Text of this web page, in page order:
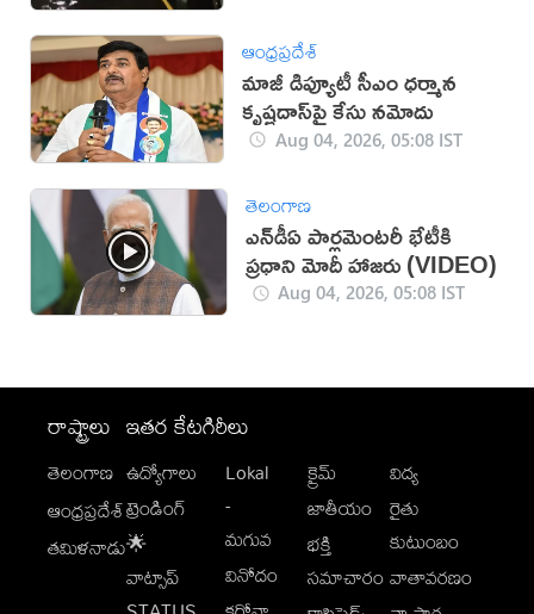
ఆంధ్రప్రదేశ్
మాజీ డిప్యూటీ సీఎం ధర్మాన
కృష్ణదాస్‌పై కేసు నమోదు
Aug 04, 2026, 05:08 IST
తెలంగాణ
ఎన్‌డీఏ పార్లమెంటరీ భేటీకి
ప్రధాని మోదీ హాజరు (VIDEO)
Aug 04, 2026, 05:08 IST
రాష్ట్రాలు
తెలంగాణ
ఆంధ్రప్రదేశ్
తమిళనాడు
ఇతర కేటగిరీలు
ఉద్యోగాలు
ట్రెండింగ్
🌟
వాట్సాప్
Lokal
-
మగువ
వినోదం
క్రైమ్
జాతీయం
భక్తి
సమాచారం
విద్య
రైతు
కుటుంబం
వాతావరణం